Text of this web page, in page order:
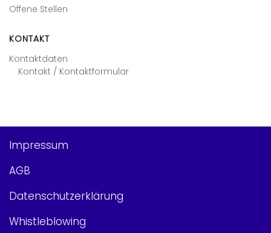
Offene Stellen
KONTAKT
Kontaktdaten
Kontakt / Kontaktformular
Impressum
AGB
Datenschutzerklärung
Whistleblowing